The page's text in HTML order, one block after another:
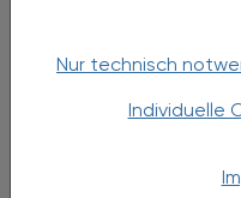
Nur technisch
Individuelle
08.09.2024, 10.00 bis
Heimische